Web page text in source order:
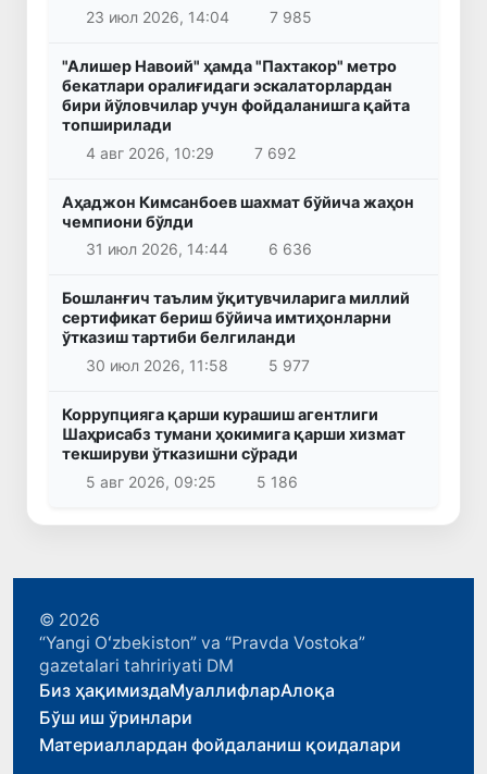
23 июл 2026, 14:04
7 985
"Алишер Навоий" ҳамда "Пахтакор" метро
бекатлари оралиғидаги эскалаторлардан
бири йўловчилар учун фойдаланишга қайта
топширилади
4 авг 2026, 10:29
7 692
Аҳаджон Кимсанбоев шахмат бўйича жаҳон
чемпиони бўлди
31 июл 2026, 14:44
6 636
Бошланғич таълим ўқитувчиларига миллий
сертификат бериш бўйича имтиҳонларни
ўтказиш тартиби белгиланди
30 июл 2026, 11:58
5 977
Коррупцияга қарши курашиш агентлиги
Шаҳрисабз тумани ҳокимига қарши хизмат
текшируви ўтказишни сўради
5 авг 2026, 09:25
5 186
© 2026
“Yangi Oʻzbekiston” va “Pravda Vostoka”
gazetalari tahririyati DM
Биз ҳақимиздаМуаллифларАлоқа
Бўш иш ўринлари
Материаллардан фойдаланиш қоидалари